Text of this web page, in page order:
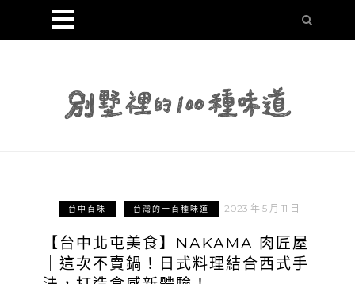
台中百味 台灣的一百種味道 2023 年 5 月 11 日
【台中北屯美食】NAKAMA 肉匠屋
｜這次不賣鍋！日式料理結合西式手